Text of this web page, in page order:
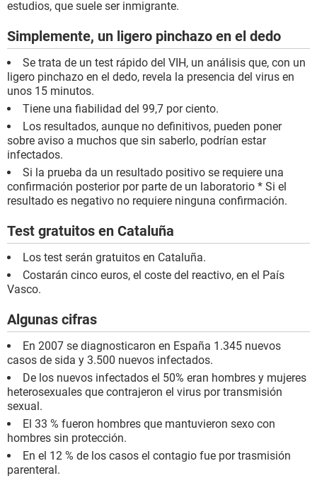
estudios, que suele ser inmigrante.
Simplemente, un ligero pinchazo en el dedo
Se trata de un test rápido del VIH, un análisis que, con un
ligero pinchazo en el dedo, revela la presencia del virus en
unos 15 minutos.
Tiene una fiabilidad del 99,7 por ciento.
Los resultados, aunque no definitivos, pueden poner
sobre aviso a muchos que sin saberlo, podrían estar
infectados.
Si la prueba da un resultado positivo se requiere una
confirmación posterior por parte de un laboratorio * Si el
resultado es negativo no requiere ninguna confirmación.
Test gratuitos en Cataluña
Los test serán gratuitos en Cataluña.
Costarán cinco euros, el coste del reactivo, en el País
Vasco.
Algunas cifras
En 2007 se diagnosticaron en España 1.345 nuevos
casos de sida y 3.500 nuevos infectados.
De los nuevos infectados el 50% eran hombres y mujeres
heterosexuales que contrajeron el virus por transmisión
sexual.
El 33 % fueron hombres que mantuvieron sexo con
hombres sin protección.
En el 12 % de los casos el contagio fue por trasmisión
parenteral.